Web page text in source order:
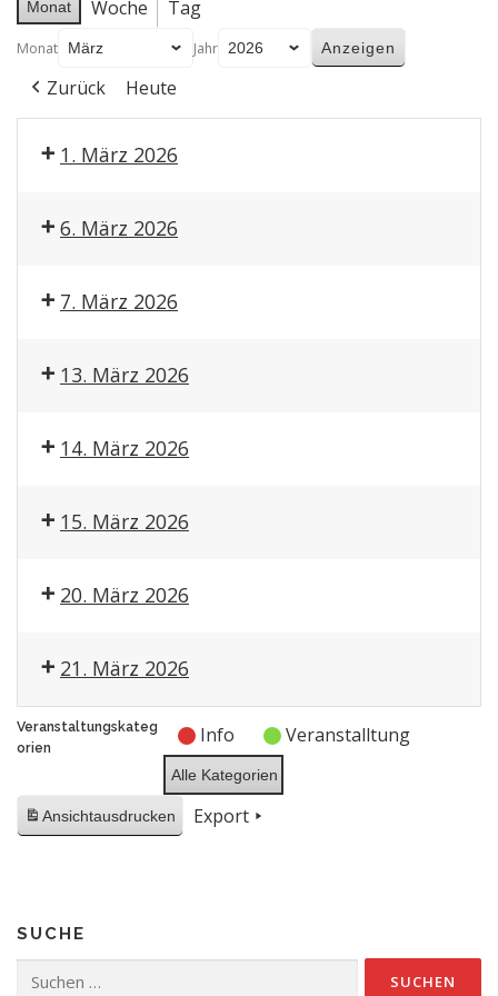
Monat Woche Tag
Monat Jahr
Zurück Heute
1. März 2026
6. März 2026
7. März 2026
13. März 2026
14. März 2026
15. März 2026
20. März 2026
21. März 2026
Veranstaltungskateg
orien
Info Veranstalltung
Alle Kategorien
Ansichtausdrucken Export
SUCHE
nach: